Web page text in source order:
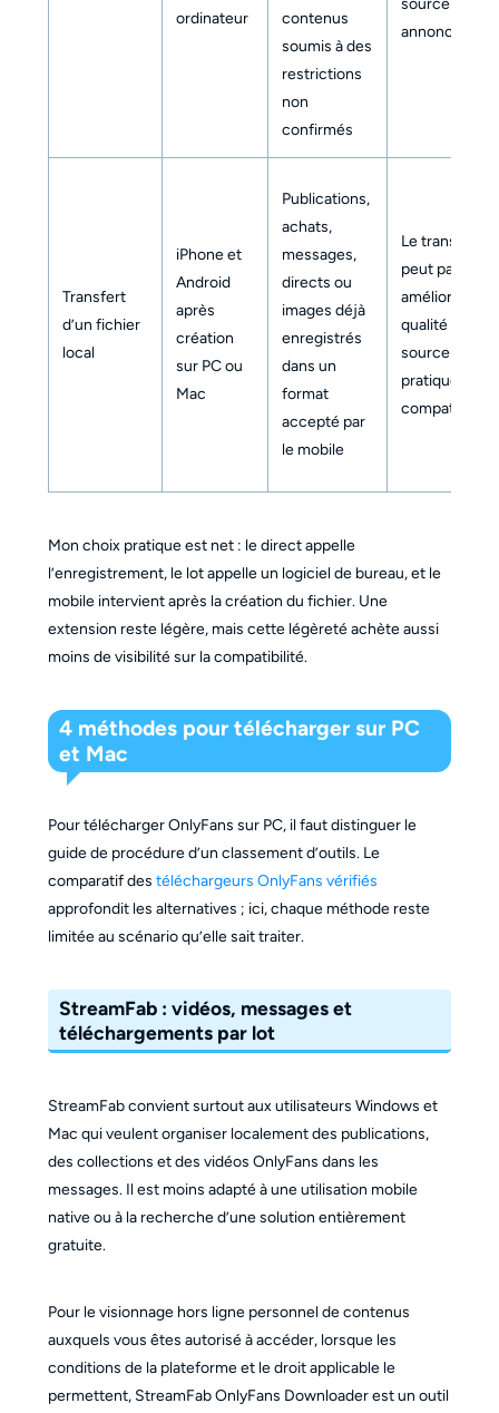
ordinateur
contenus
soumis à des
restrictions
non
confirmés
annoncée
Transfert
d’un fichier
local
iPhone et
Android
après
création
sur PC ou
Mac
Publications,
achats,
messages,
directs ou
images déjà
enregistrés
dans un
format
accepté par
le mobile
Le transfert
peut pas
améliorer la
qualité du
source ; MP4
pratique pour
compatibilité
Mon choix pratique est net : le direct appelle
l’enregistrement, le lot appelle un logiciel de bureau, et le
mobile intervient après la création du fichier. Une
extension reste légère, mais cette légèreté achète aussi
moins de visibilité sur la compatibilité.
4 méthodes pour télécharger sur PC
et Mac
Pour télécharger OnlyFans sur PC, il faut distinguer le
guide de procédure d’un classement d’outils. Le
comparatif des téléchargeurs OnlyFans vérifiés
approfondit les alternatives ; ici, chaque méthode reste
limitée au scénario qu’elle sait traiter.
StreamFab : vidéos, messages et
téléchargements par lot
StreamFab convient surtout aux utilisateurs Windows et
Mac qui veulent organiser localement des publications,
des collections et des vidéos OnlyFans dans les
messages. Il est moins adapté à une utilisation mobile
native ou à la recherche d’une solution entièrement
gratuite.
Pour le visionnage hors ligne personnel de contenus
auxquels vous êtes autorisé à accéder, lorsque les
conditions de la plateforme et le droit applicable le
permettent, StreamFab OnlyFans Downloader est un outil